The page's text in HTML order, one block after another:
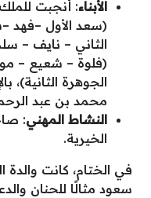
الأبناء: أنجبت للملك
(سعد الأول –فهد
الثاني – نايف –
(فلوة – شعيع –
الجوهرة الثانية)،
محمد بن عبد
النشاط المهني:
الخيرية.
في الختام، كانت والدة
سعود مثالًا للحنان